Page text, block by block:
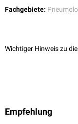
Fachgebiete:
Wichtiger Hinweis zu
Empfehlung